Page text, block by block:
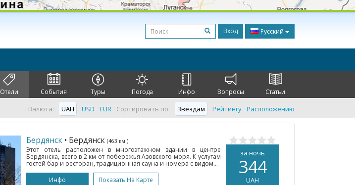
Вход Русский
Отели События Туры Погода Инфо Вопросы Статьи
Сортировать по: Звездам Рейтингу Расположению
Валюта: UAH USD EUR
за ночь
344
UAH
Бердянск • Бердянск (463 км.)
Этот отель расположен в многоэтажном здании в центре
Бердянска, всего в 2 км от побережья Азовского моря. К услугам
гостей бар и ресторан, традиционная сауна и номера с видом...
Инфо
Показать На Карте